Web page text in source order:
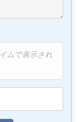
ムで表示され